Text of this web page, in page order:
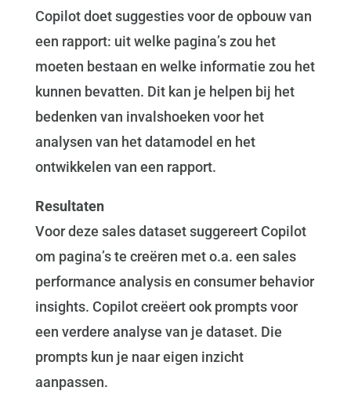
Copilot doet suggesties voor de opbouw van
een rapport: uit welke pagina’s zou het
moeten bestaan en welke informatie zou het
kunnen bevatten. Dit kan je helpen bij het
bedenken van invalshoeken voor het
analysen van het datamodel en het
ontwikkelen van een rapport.
Resultaten
Voor deze sales dataset suggereert Copilot
om pagina’s te creëren met o.a. een sales
performance analysis en consumer behavior
insights. Copilot creëert ook prompts voor
een verdere analyse van je dataset. Die
prompts kun je naar eigen inzicht
aanpassen.